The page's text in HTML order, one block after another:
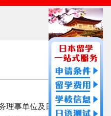
理事单位及日本